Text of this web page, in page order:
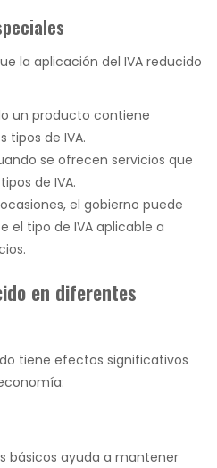
la aplicación del IVA reducido
un producto contiene
tipos de IVA.
se ofrecen servicios que
de IVA.
el gobierno puede
tipo de IVA aplicable a
en diferentes
tiene efectos significativos
básicos ayuda a mantener